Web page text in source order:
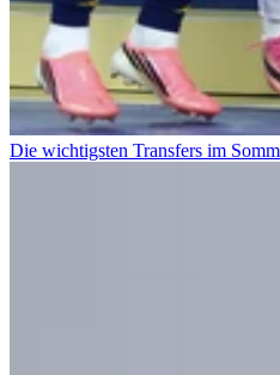
Die wichtigsten Transfers im